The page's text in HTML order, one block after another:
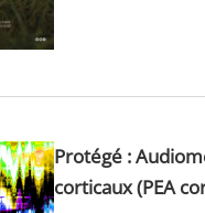
Protégé :
corticaux (PEA